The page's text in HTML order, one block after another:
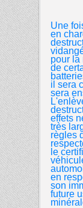
Une
en
pour la
de
il sera
sera
effets
très
règles
le
en
son
future